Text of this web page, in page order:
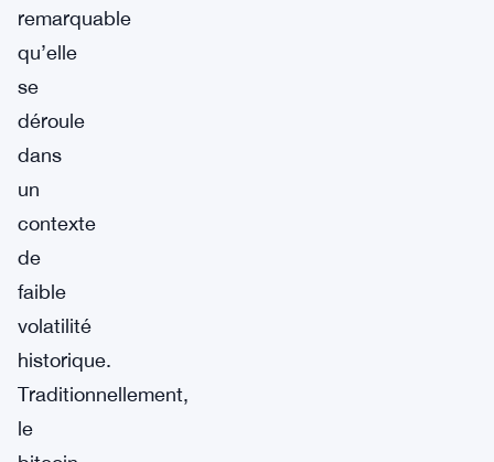
remarquable
qu’elle
se
déroule
dans
un
contexte
de
faible
volatilité
historique.
Traditionnellement,
le